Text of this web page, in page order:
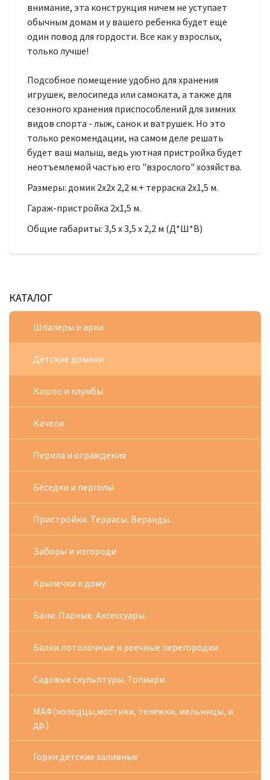
внимание, эта конструкция ничем не уступает
обычным домам и у вашего ребенка будет еще
один повод для гордости. Все как у взрослых,
только лучше!
Подсобное помещение удобно для хранения
игрушек, велосипеда или самоката, а также для
сезонного хранения приспособлений для зимних
видов спорта - лыж, санок и ватрушек. Но это
только рекомендации, на самом деле решать
будет ваш малыш, ведь уютная пристройка будет
неотъемлемой частью его "взрослого" хозяйства.
Размеры: домик 2х2х 2,2 м.+ терраска 2х1,5 м.
Гараж-пристройка 2х1,5 м.
Общие габариты: 3,5 х 3,5 х 2,2 м (Д*Ш*В)
КАТАЛОГ
Шпалеры и арки
Детские домики
Кашпо и клумбы
Качели
Перила и ограждения
Беседки и перголы
Пристройки. Террасы. Веранды.
Заборы и изгороди
Крылечки к дому
Бани. Парные. Аксессуары.
Балки потолочные и реечные перегородки
Садовые скульптуры. Топиари.
МАФ(колодцы,мостики, тележки, мельницы, и
др.)
Горки детские заливные